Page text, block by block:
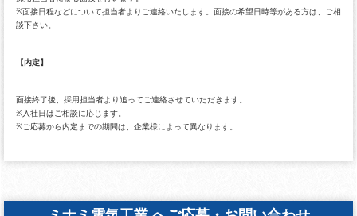
※面接日程などについて担当者よりご連絡いたします。面接の希望日時等がある方は、ご相
談下さい。
【内定】
面接終了後、採用担当者より追ってご連絡させていただきます。
※入社日はご相談に応じます。
※ご応募から内定までの期間は、企業様によって異なります。